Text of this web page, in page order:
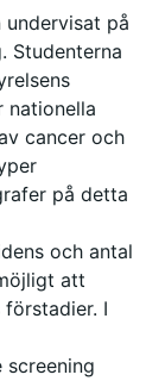
på
Studenterna
nationella
cancer och
på detta
och antal
att
I
screening